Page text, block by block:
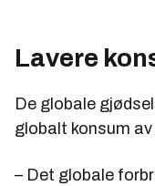
Lavere
De globale
globalt konsum
– Det globale